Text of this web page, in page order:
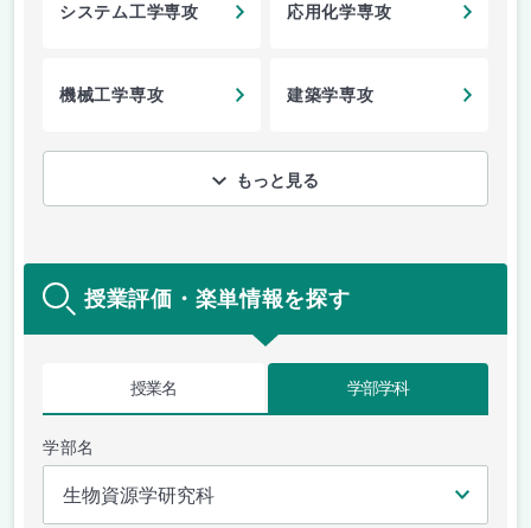
システム工学専攻 応用化学専攻
機械工学専攻 建築学専攻
もっと見る
授業評価・楽単情報を探す
授業名 学部学科
学部名